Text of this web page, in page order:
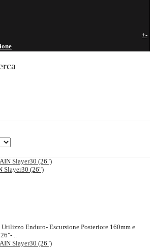
+-
Slayer30 (26")
Enduro- Escursione Posteriore 160mm e
..